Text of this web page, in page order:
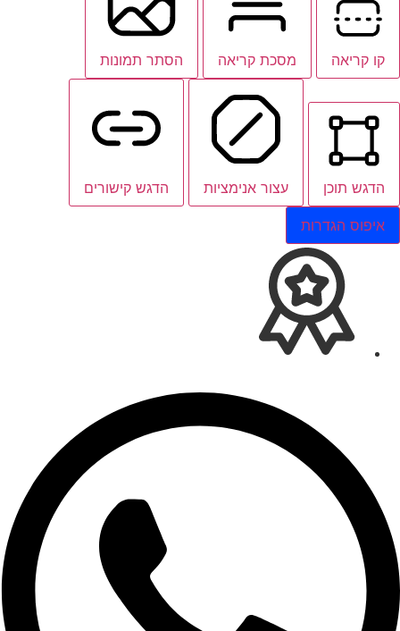
קו קריאה מסכת קריאה הסתר תמונות
הדגש תוכן עצור אנימציות הדגש קישורים
איפוס הגדרות